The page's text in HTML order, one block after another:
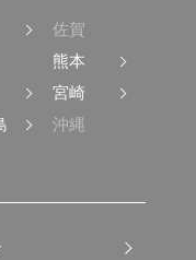
佐賀
熊本
宮崎
沖縄